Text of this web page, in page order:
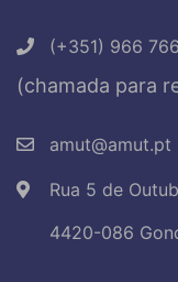
(+351) 966
(chamada para
amut@amut.pt
Rua 5 de
4420-086